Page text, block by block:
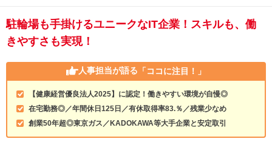
駐輪場も手掛けるユニークなIT企業！スキルも、働
きやすさも実現！
人事担当が語る 「ココに注目！」
【健康経営優良法人2025】に認定！働きやすい環境が自慢◎
在宅勤務◎／年間休日125日／有休取得率83.％／残業少なめ
創業50年超◎東京ガス／KADOKAWA等大手企業と安定取引